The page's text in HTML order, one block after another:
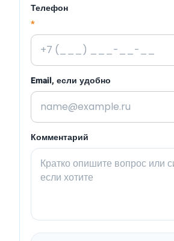
Телефон
*
Email, если удобно
Комментарий